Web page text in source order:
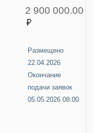
2 900 000.00
Размещено
22.04.2026
Окончание
подачи заявок
05.05.2026 08:00